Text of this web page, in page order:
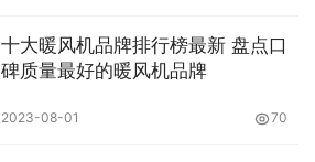
十大暖风机品牌排行榜最新 盘点口
碑质量最好的暖风机品牌
2023-08-01 70